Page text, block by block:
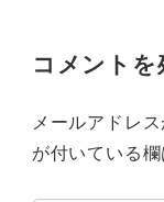
コメントを
メールアドレ
が付いている